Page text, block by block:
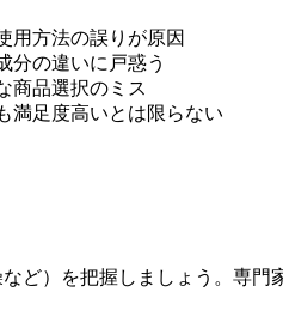
用方法の誤りが原因
分の違いに戸惑う
商品選択のミス
満足度高いとは限らない
ど）を把握しましょう。専門